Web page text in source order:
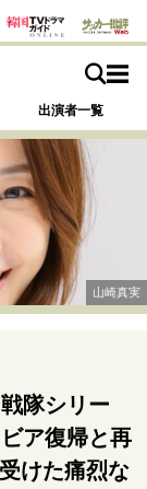
出演者一覧
の挫折と原点
山崎真実
隊シリー
ア復帰と再
けた痛烈な